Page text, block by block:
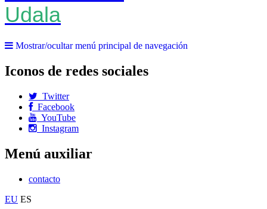
Udala
Mostrar/ocultar menú principal de navegación
Iconos de redes sociales
Twitter
Facebook
YouTube
Instagram
Menú auxiliar
contacto
EU ES